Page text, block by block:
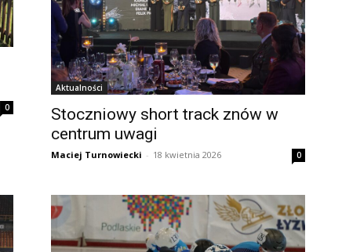
0
Aktualności
Stoczniowy short track znów w
centrum uwagi
Maciej Turnowiecki - 18 kwietnia 2026 0